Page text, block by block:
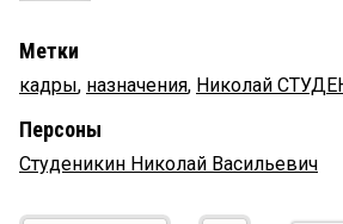
Метки
кадры, назначения, Николай
Персоны
Студеникин Николай Васильевич